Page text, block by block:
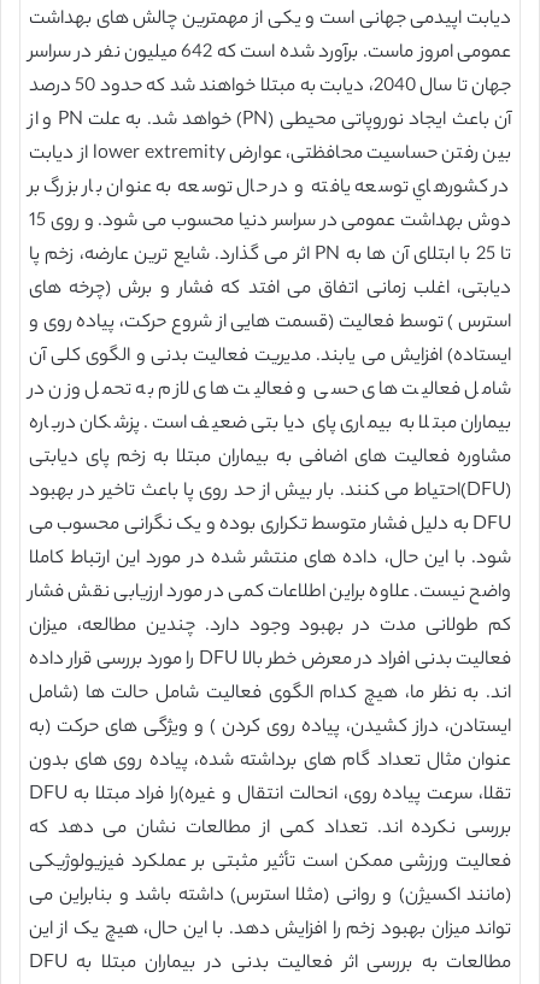
دیابت اپیدمی جهانی است و یکی از مهمترین چالش های بهداشت
عمومی امروز ماست. برآورد شده است که 642 میلیون نفر در سراسر
جهان تا سال 2040، دیابت به مبتلا خواهند شد که حدود 50 درصد
آن باعث ایجاد نوروپاتی محیطی (PN) خواهد شد. به علت PN و از
بین رفتن حساسیت محافظتی، عوارض lower extremity از دیابت
در کشورهاي توسعه یافته و در حال توسعه به عنوان بار بزرگ بر
دوش بهداشت عمومی در سراسر دنیا محسوب می شود. و روی 15
تا 25 با ابتلای آن ها به PN اثر می گذارد. شایع ترین عارضه، زخم پا
دیابتی، اغلب زمانی اتفاق می افتد که فشار و برش (چرخه های
استرس ) توسط فعالیت (قسمت هایی از شروع حرکت، پیاده روی و
ایستاده) افزایش می یابند. مدیریت فعالیت بدنی و الگوی کلی آن
شامل فعالیت های حسی و فعالیت های لازم به تحمل وزن در
بیماران مبتلا به بیماری پای دیابتی ضعیف است. پزشکان درباره
مشاوره فعالیت های اضافی به بیماران مبتلا به زخم پای دیابتی
(DFU)احتیاط می کنند. بار بیش از حد روی پا باعث تاخیر در بهبود
DFU به دلیل فشار متوسط تکراری بوده و یک نگرانی محسوب می
شود. با این حال، داده های منتشر شده در مورد این ارتباط کاملا
واضح نیست. علاوه براین اطلاعات کمی در مورد ارزیابی نقش فشار
کم طولانی مدت در بهبود وجود دارد. چندین مطالعه، میزان
فعالیت بدنی افراد در معرض خطر بالا DFU را مورد بررسی قرار داده
اند. به نظر ما، هیچ کدام الگوی فعالیت شامل حالت ها (شامل
ایستادن، دراز کشیدن، پیاده روی کردن ) و ویژگی های حرکت (به
عنوان مثال تعداد گام های برداشته شده، پیاده روی های بدون
تقلا، سرعت پیاده روی، انحالت انتقال و غیره)را فراد مبتلا به DFU
بررسی نکرده اند. تعداد کمی از مطالعات نشان می دهد که
فعالیت ورزشی ممکن است تأثیر مثبتی بر عملکرد فیزیولوژیکی
(مانند اکسیژن) و روانی (مثلا استرس) داشته باشد و بنابراین می
تواند میزان بهبود زخم را افزایش دهد. با این حال، هیچ یک از این
مطالعات به بررسی اثر فعالیت بدنی در بیماران مبتلا به DFU